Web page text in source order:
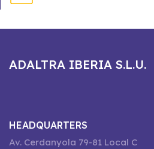
ADALTRA IBERIA S.L.U.
HEADQUARTERS
Av. Cerdanyola 79-81 Local C